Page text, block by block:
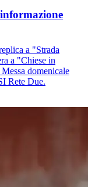
a "Strada
a "Chiese in
domenicale
Rete Due.